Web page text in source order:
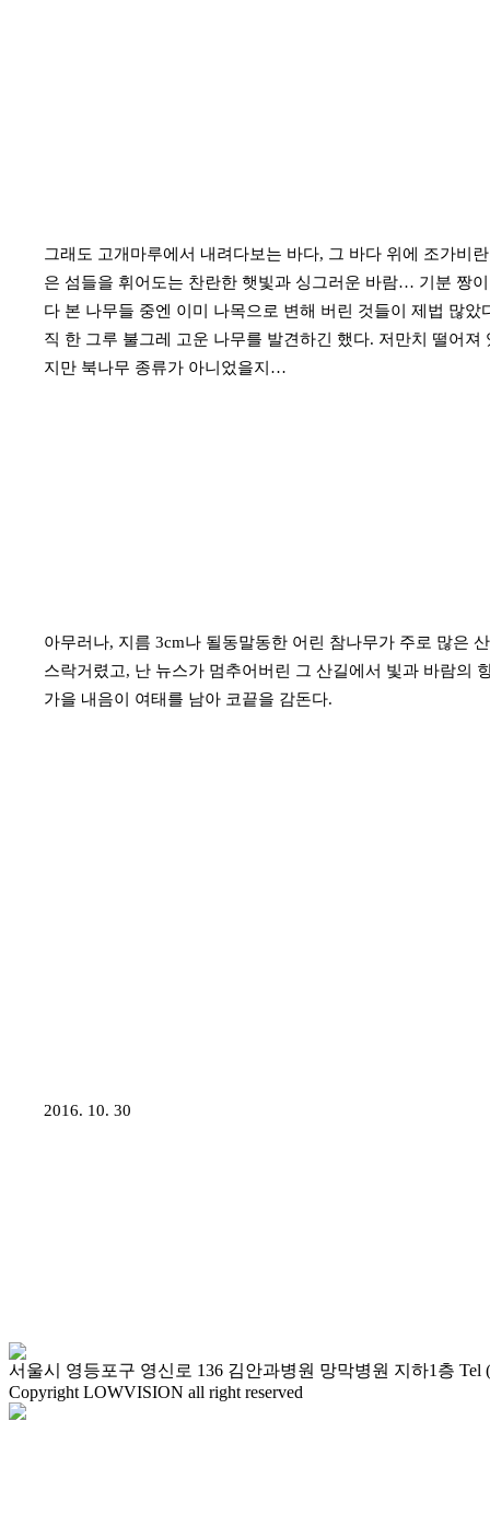
그래도 고개마루에서 내려다보는 바다, 그 바다 위에 조가비
은 섬들을 휘어도는 찬란한 햇빛과 싱그러운 바람… 기분 짱
다 본 나무들 중엔 이미 나목으로 변해 버린 것들이 제법 많았
직 한 그루 불그레 고운 나무를 발견하긴 했다. 저만치 떨어져
지만 북나무 종류가 아니었을지…
아무러나, 지름 3cm나 될동말동한 어린 참나무가 주로 많은
스락거렸고, 난 뉴스가 멈추어버린 그 산길에서 빛과 바람의
가을 내음이 여태를 남아 코끝을 감돈다.
2016. 10. 30
서울시 영등포구 영신로 136 김안과병원 망막병원 지하1층 Tel
Copyright LOWVISION all right reserved